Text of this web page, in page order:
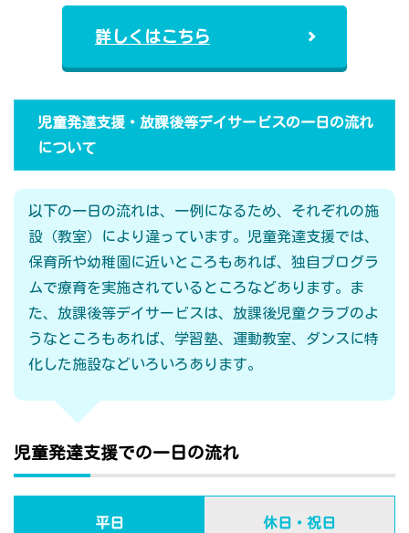
詳しくはこちら
児童発達支援・放課後等デイサービスの一日の流れ
について
以下の一日の流れは、一例になるため、それぞれの施
設（教室）により違っています。児童発達支援では、
保育所や幼稚園に近いところもあれば、独自プログラ
ムで療育を実施されているところなどあります。ま
た、放課後等デイサービスは、放課後児童クラブのよ
うなところもあれば、学習塾、運動教室、ダンスに特
化した施設などいろいろあります。
児童発達支援での一日の流れ
平日 休日・祝日